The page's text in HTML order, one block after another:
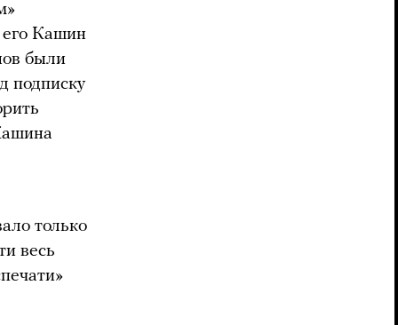
Кашин
были
подписку
только
весь